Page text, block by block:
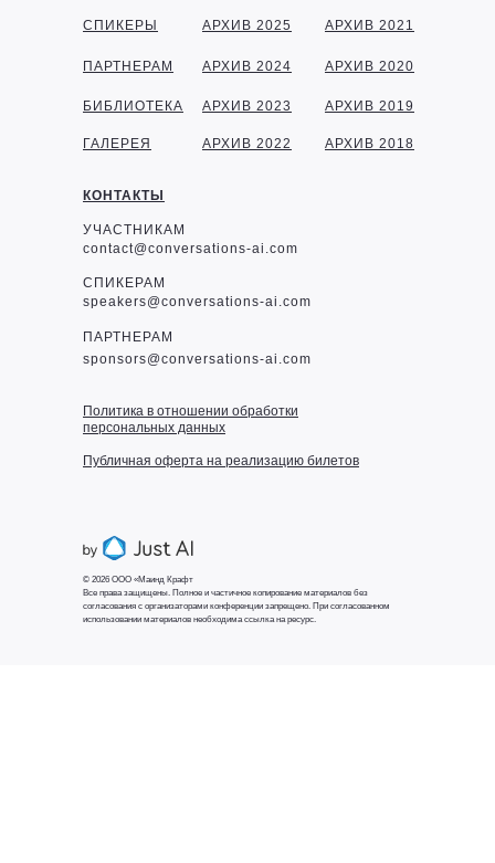
Политика в отношении обработки
персональных данных
Публичная оферта на реализацию билетов
© 2026 ООО «Маинд Крафт
Все права защищены. Полное и частичное копирование материалов без
согласования с организаторами конференции запрещено. При согласованном
использовании материалов необходима ссылка на ресурс.
КОНТАКТЫ
СПИКЕРЫ
ПАРТНЕРАМ
БИБЛИОТЕКА
УЧАСТНИКАМ
contact@conversations-ai.com
СПИКЕРАМ
speakers@conversations-ai.com
ПАРТНЕРАМ
sponsors@conversations-ai.com
ГАЛЕРЕЯ
АРХИВ 2025
АРХИВ 2024
АРХИВ 2023
АРХИВ 2022
АРХИВ 2021
АРХИВ 2020
АРХИВ 2019
АРХИВ 2018